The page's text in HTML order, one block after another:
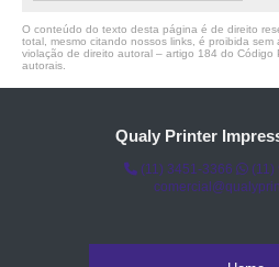
O conteúdo do texto desta página é de direito
total, mesmo citando nossos links, é proibida sem
violação de direito autoral – artigo 184 do Código
autorais
Qualy Printer
(11) 3451-3366
(11)